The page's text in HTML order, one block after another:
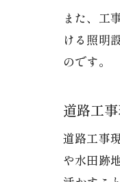
また、工
ける照明
のです。
道路工
道路工事
や水田跡